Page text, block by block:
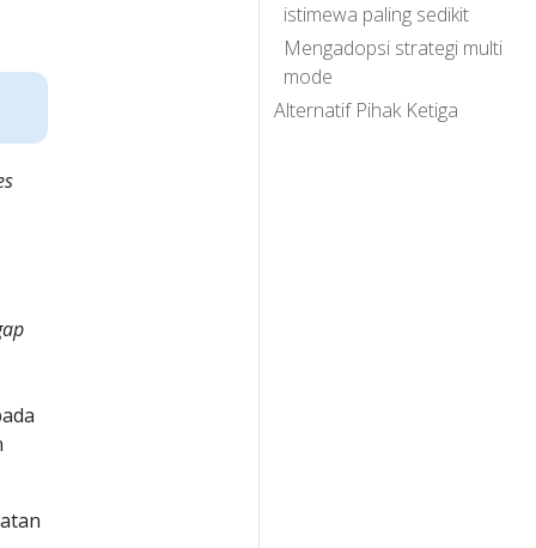
istimewa paling sedikit
Mengadopsi strategi multi
mode
Alternatif Pihak Ketiga